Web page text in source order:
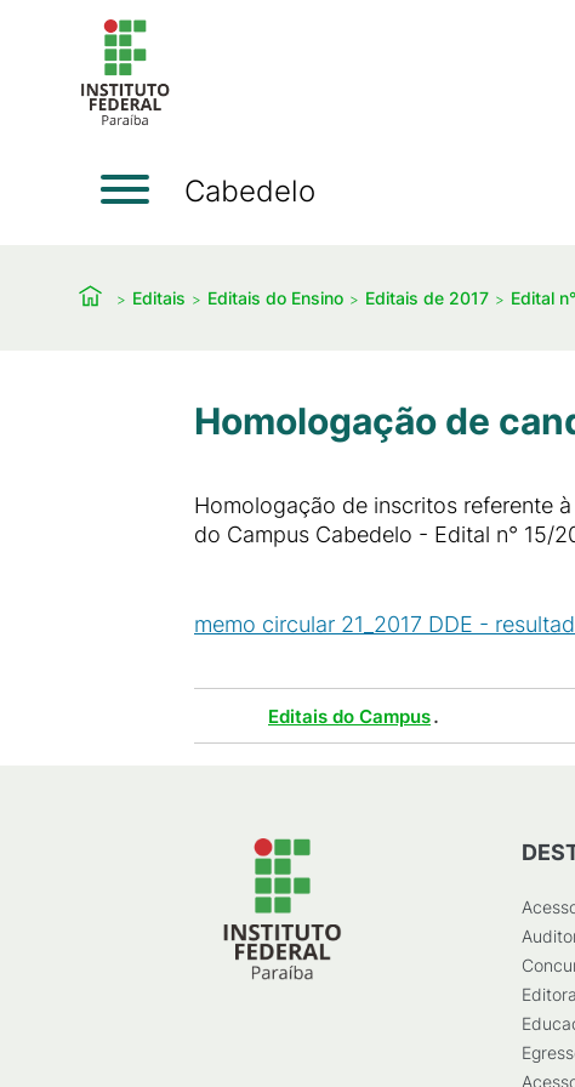
Cabedelo
Editais Editais do Ensino Editais de 2017 Edital
Homologação de
Homologação de inscritos referente
do Campus Cabedelo - Edital n° 15/
memo circular 21_2017 DDE -
Editais do Campus.
Editora